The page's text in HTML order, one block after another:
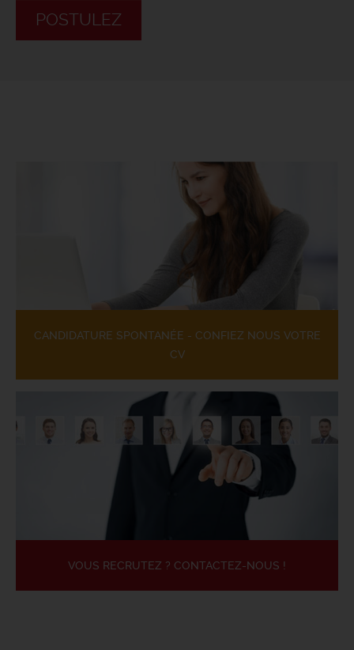
POSTULEZ
CANDIDATURE SPONTANÉE - CONFIEZ NOUS VOTRE
CV
VOUS RECRUTEZ ? CONTACTEZ-NOUS !